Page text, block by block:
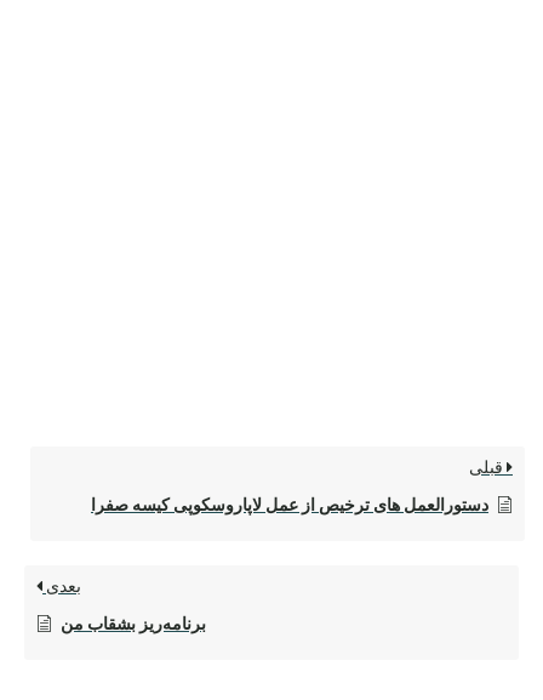
قبلی
دستورالعمل های ترخیص از عمل لاپاروسکوپی کیسه صفرا
بعدی
برنامه‌ریز بشقاب من